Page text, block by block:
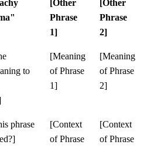
[Other
Phrase
1]
[Other
Phrase
2]
to
[Meaning
of Phrase
1]
[Meaning
of Phrase
2]
phrase
[Context
of Phrase
[Context
of Phrase